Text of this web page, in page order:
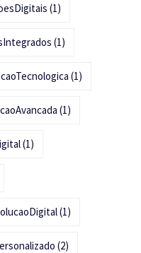
(1)
(1)
(1)
(1)
(1)
(1)
(2)